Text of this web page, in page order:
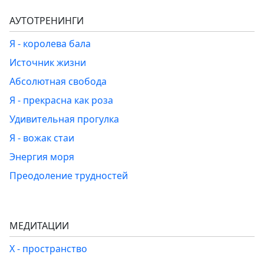
АУТОТРЕНИНГИ
Я - королева бала
Источник жизни
Абсолютная свобода
Я - прекрасна как роза
Удивительная прогулка
Я - вожак стаи
Энергия моря
Преодоление трудностей
МЕДИТАЦИИ
Х - пространство